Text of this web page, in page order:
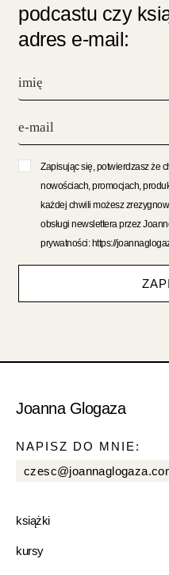
podcastu czy
adres e-mail:
Zapisując się, potwierdzasz że
nowościach, promocjach,
każdej chwili możesz
obsługi newslettera przez
prywatności: https://
Joanna Glogaza
NAPISZ DO MNIE:
książki
kursy